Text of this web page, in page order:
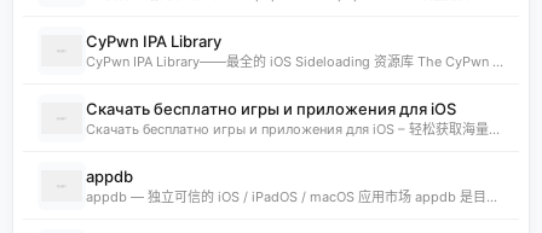
CyPwn IPA Library
CyPwn IPA Library——最全的 iOS Sideloading 资源库 The CyPwn IPA Library is the most complete sideloading library available for iOS devices. 这里聚合了海量 IPA 包，覆盖 Jailbreak
Скачать бесплатно игры и приложения для iOS
Скачать бесплатно игры и приложения для iOS – 轻松获取海量精品 在 iklassika.ru，您可以 Скачать 各类 бесплатно 的 игры 与 приложения，专为 iOS 设备打造。平台汇聚最新、最热的移动资源，让用户无需繁琐搜索，一键下载，畅享无
appdb
appdb — 独立可信的 iOS / iPadOS / macOS 应用市场 appdb 是目前最大的 独立 marketplace，专注于 iOS、iPadOS 与 macOS 生态。无论是开发者想要免费发布应用，还是普通用户想要安全、私密地下载安装自己需要的 app，都可以在这里轻松实现。 核心优势 免费发布：开